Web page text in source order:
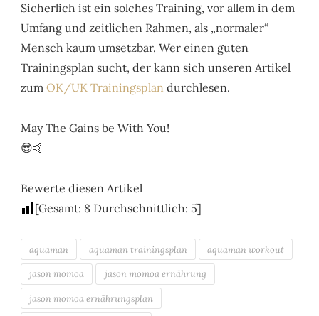
Sicherlich ist ein solches Training, vor allem in dem
Umfang und zeitlichen Rahmen, als „normaler“
Mensch kaum umsetzbar. Wer einen guten
Trainingsplan sucht, der kann sich unseren Artikel
zumOK/UK Trainingsplan durchlesen.
May The Gains be With You!
😎🤙
Bewerte diesen Artikel
[Gesamt: 8 Durchschnittlich: 5]
aquaman aquaman trainingsplan aquaman workout
jason momoa jason momoa ernährung
jason momoa ernährungsplan